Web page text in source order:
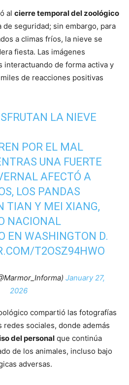
al cierre temporal del zoológico
de seguridad; sin embargo, para
a climas fríos, la nieve se
fiesta. Las imágenes
interactuando de forma activa y
de reacciones positivas
LA NIEVE
POR EL MAL
UNA FUERTE
AFECTÓ A
LOS PANDAS
TIAN Y MEI XIANG,
NACIONAL
EN WASHINGTON D.
T2OSZ94HWO
January 27,
2026
compartió las fotografías
redes sociales, donde además
del personal que continúa
de los animales, incluso bajo
adversas.